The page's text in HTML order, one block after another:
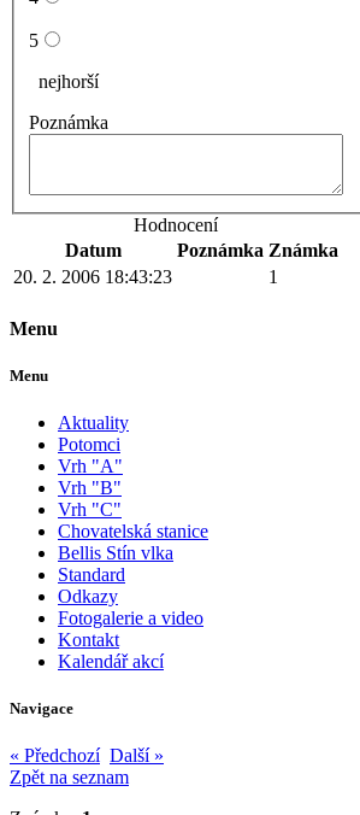
5
nejhorší
Poznámka
Hodnocení
Datum
Poznámka Známka
20. 2. 2006 18:43:23
1
Menu
Menu
Aktuality
Potomci
Vrh "A"
Vrh "B"
Vrh "C"
Chovatelská stanice
Bellis Stín vlka
Standard
Odkazy
Fotogalerie a video
Kontakt
Kalendář akcí
Navigace
« Předchozí Další »
Zpět na seznam